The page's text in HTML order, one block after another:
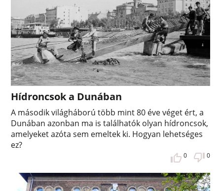
Hídroncsok a Dunában
A második világháború több mint 80 éve véget ért, a
Dunában azonban ma is találhatók olyan hídroncsok,
amelyeket azóta sem emeltek ki. Hogyan lehetséges
ez?
0 0